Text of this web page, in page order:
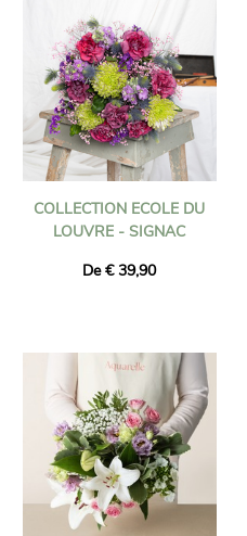
COLLECTION ECOLE DU
LOUVRE - SIGNAC
De € 39,90